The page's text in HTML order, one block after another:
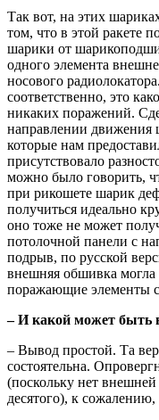
Так вот, на этих
том, что в этой ракете
шарики от
одного элемента
носового
соответственно, это
никаких поражений.
направлении движения
которые нам
присутствовало
можно было говорить,
при рикошете шарик
получиться идеально
оно тоже не может
потолочной панели с
подрыв, по русской
внешняя обшивка могла
поражающие элементы
– И какой может быть
– Вывод простой. Та
состоятельна.
(поскольку нет
десятого), к